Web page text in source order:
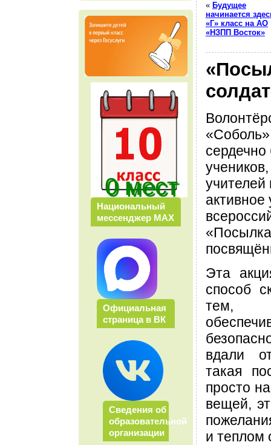
0 мест
Национальный
мессенджер МАХ
Официальная
страница в ВК
Сведения об
образовательной
организации
« Будущее
начинается
«Г» класс на АО
«НЗПП Восток»
сердечно
учителей
активное
Эта
способ
тем,
вдали
такая
просто
вещей,
и теплом